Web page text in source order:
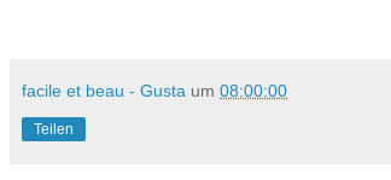
facile et beau - Gusta um 08:00:00
Teilen